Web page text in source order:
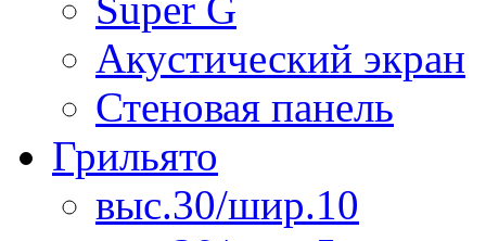
Акустический экран
Стеновая панель
Грильято
выс.30/шир.10